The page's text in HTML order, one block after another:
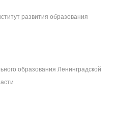
развития образования
образования Ленинградской